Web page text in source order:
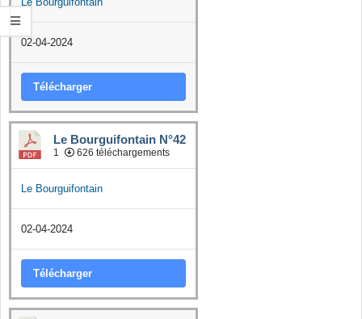
02-04-2024
Télécharger
Le Bourguifontain N°42
1 626 téléchargements
Le Bourguifontain
02-04-2024
Télécharger